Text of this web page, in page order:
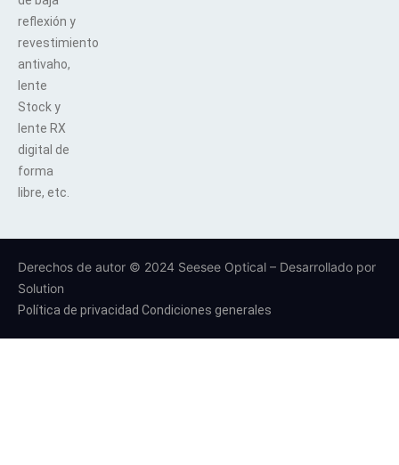
reflexión y
revestimiento
antivaho,
lente
Stock y
lente RX
digital de
forma
libre, etc.
Derechos de autor © 2024 Seesee Optical – Desarrollado por
Solution
Política de privacidad Condiciones generales